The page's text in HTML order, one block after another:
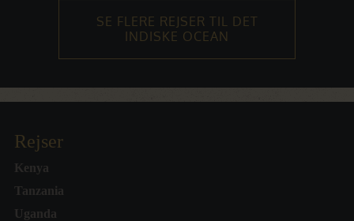
SE FLERE REJSER TIL DET
INDISKE OCEAN
Rejser
Kenya
Tanzania
Uganda